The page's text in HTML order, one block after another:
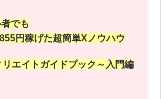
でも
円稼げた超簡単Xノウハウ
リエイト ガイドブック～入門編